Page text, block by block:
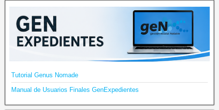
Tutorial Genus Nomade
Manual de Usuarios Finales GenExpedientes